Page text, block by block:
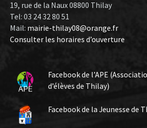
19, rue de la Naux 08800 Thilay
Tel: 03 24 32 80 51
Mail: mairie-thilay08@orange.fr
Consulter les horaires d’ouverture
Facebook de l’APE
d’élèves de Thilay)
Facebook de la Jeunesse de